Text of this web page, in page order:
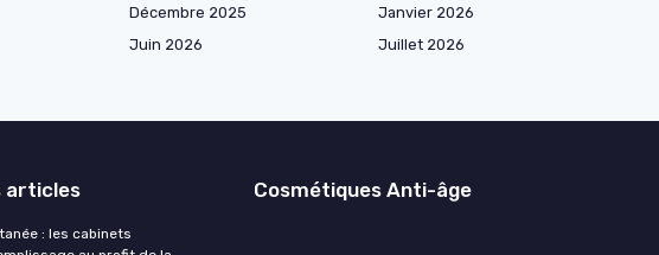
Décembre 2025
Janvier 2026
Juin 2026
Juillet 2026
articles
: les cabinets
Cosmétiques Anti-âge